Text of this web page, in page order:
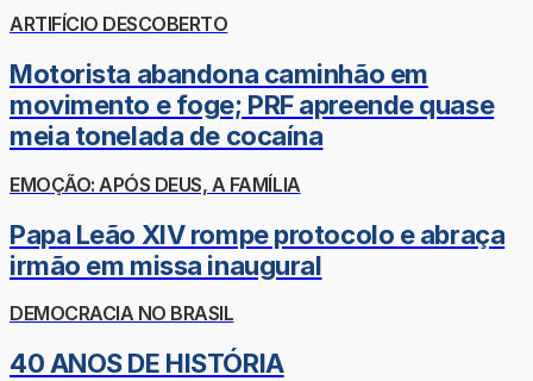
ARTIFÍCIO DESCOBERTO
Motorista abandona caminhão em
movimento e foge; PRF apreende quase
meia tonelada de cocaína
EMOÇÃO: APÓS DEUS, A FAMÍLIA
Papa Leão XIV rompe protocolo e abraça
irmão em missa inaugural
DEMOCRACIA NO BRASIL
40 ANOS DE HISTÓRIA